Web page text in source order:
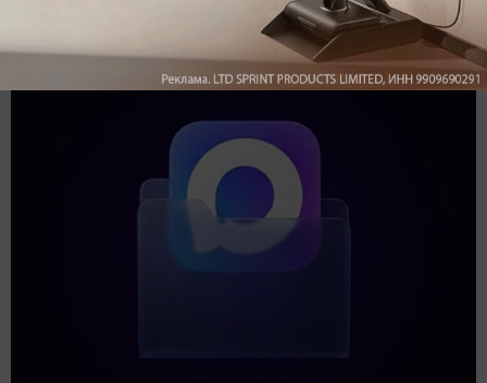
Подпишись на наш канал в мессенджере МАХ